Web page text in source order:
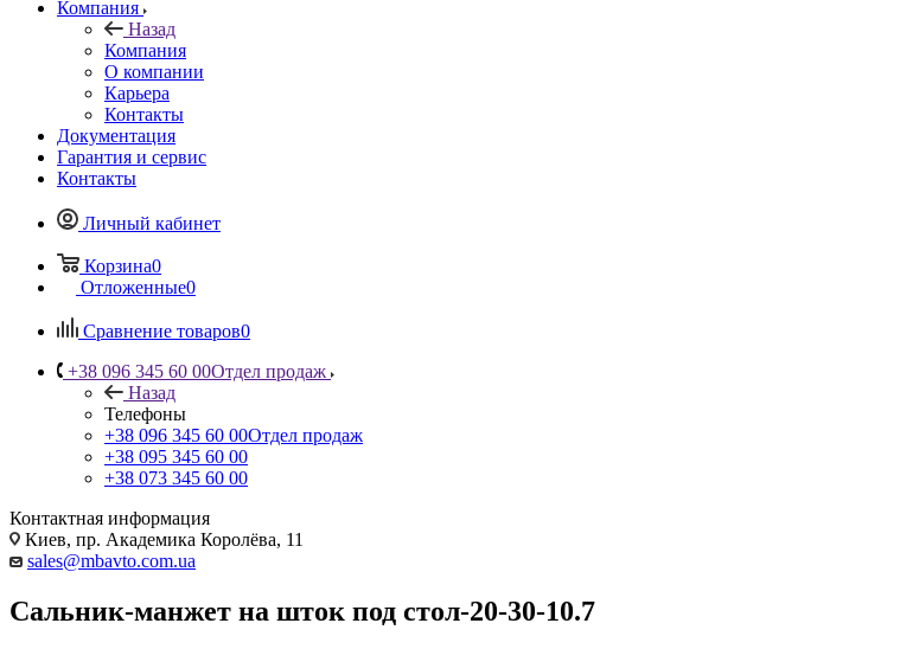
Компания
Назад
Компания
О компании
Карьера
Контакты
Документация
Гарантия и сервис
Контакты
Личный кабинет
Корзина0
Отложенные0
Сравнение товаров0
+38 096 345 60 00Отдел продаж
Назад
Телефоны
+38 096 345 60 00Отдел продаж
+38 095 345 60 00
+38 073 345 60 00
Контактная информация
Киев, пр. Академика Королёва, 11
sales@mbavto.com.ua
Сальник-манжет на шток под стол-20-30-10.7